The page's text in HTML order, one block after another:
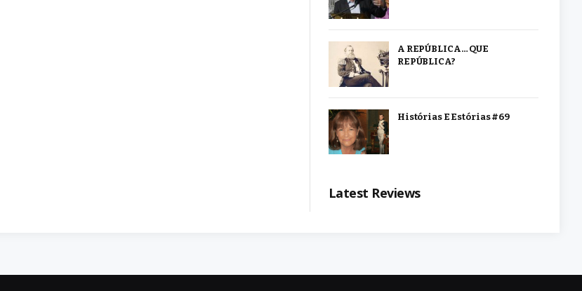
A REPÚBLICA… QUE
REPÚBLICA?
Histórias E Estórias #69
Latest Reviews